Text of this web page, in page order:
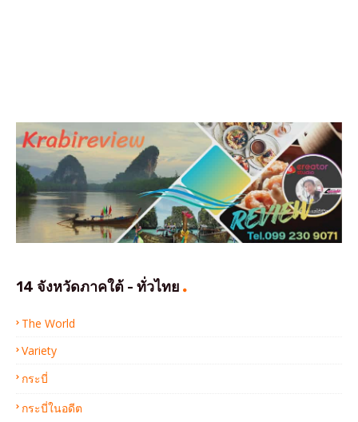
14 จังหวัดภาคใต้ - ทั่วไทย
The World
Variety
กระบี่
กระบี่ในอดีต